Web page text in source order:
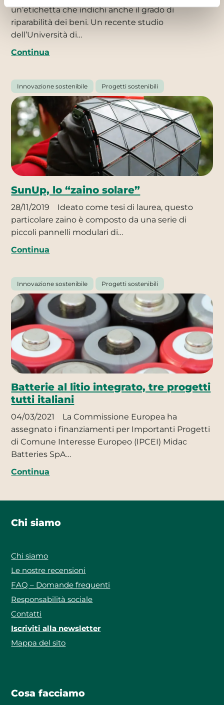
un’etichetta che indichi anche il grado di
riparabilità dei beni. Un recente studio
dell’Università di…
Continua
Innovazione sostenibile Progetti sostenibili
SunUp, lo “zaino solare”
28/11/2019
Ideato come tesi di laurea, questo
particolare zaino è composto da una serie di
piccoli pannelli modulari di…
Continua
Innovazione sostenibile Progetti sostenibili
Batterie al litio integrato, tre progetti
tutti italiani
04/03/2021
La Commissione Europea ha
assegnato i finanziamenti per Importanti Progetti
di Comune Interesse Europeo (IPCEI) Midac
Batteries SpA…
Continua
Chi siamo
Chi siamo
Le nostre recensioni
FAQ – Domande frequenti
Responsabilità sociale
Contatti
Iscriviti alla newsletter
Mappa del sito
Cosa facciamo